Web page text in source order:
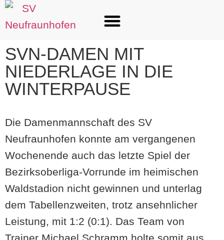
SVN-DAMEN MIT
NIEDERLAGE IN DIE
WINTERPAUSE
Die Damenmannschaft des SV
Neufraunhofen konnte am vergangenen
Wochenende auch das letzte Spiel der
Bezirksoberliga-Vorrunde im heimischen
Waldstadion nicht gewinnen und unterlag
dem Tabellenzweiten, trotz ansehnlicher
Leistung, mit 1:2 (0:1). Das Team von